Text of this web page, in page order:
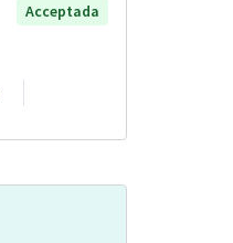
Acceptada